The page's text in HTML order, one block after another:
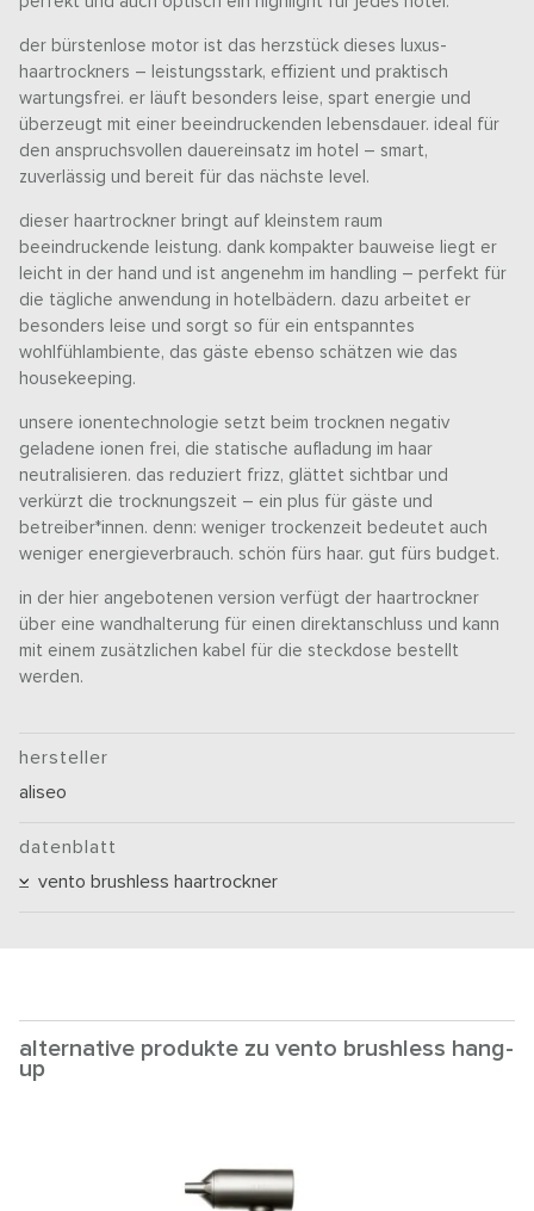
der bürstenlose motor ist das herzstück dieses luxus-
haartrockners – leistungsstark, effizient und praktisch
wartungsfrei. er läuft besonders leise, spart energie und
überzeugt mit einer beeindruckenden lebensdauer. ideal für
den anspruchsvollen dauereinsatz im hotel – smart,
zuverlässig und bereit für das nächste level.
dieser haartrockner bringt auf kleinstem raum
beeindruckende leistung. dank kompakter bauweise liegt er
leicht in der hand und ist angenehm im handling – perfekt für
die tägliche anwendung in hotelbädern. dazu arbeitet er
besonders leise und sorgt so für ein entspanntes
wohlfühlambiente, das gäste ebenso schätzen wie das
housekeeping.
unsere ionentechnologie setzt beim trocknen negativ
geladene ionen frei, die statische aufladung im haar
neutralisieren. das reduziert frizz, glättet sichtbar und
verkürzt die trocknungszeit – ein plus für gäste und
betreiber*innen. denn: weniger trockenzeit bedeutet auch
weniger energieverbrauch. schön fürs haar. gut fürs budget.
in der hier angebotenen version verfügt der haartrockner
über eine wandhalterung für einen direktanschluss und kann
mit einem zusätzlichen kabel für die steckdose bestellt
werden.
hersteller
aliseo
datenblatt
vento brushless haartrockner
alternative produkte zu vento brushless hang-
up